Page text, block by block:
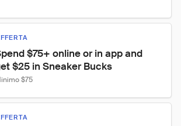
$75+ online or in app and
$25 in Sneaker Bucks
$75